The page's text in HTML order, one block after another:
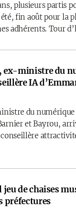
plusieurs partis
fin août pour la
adhérents. Tour
ex-ministre du
IA
du numérique
et Bayrou,
de chaises
préfectures